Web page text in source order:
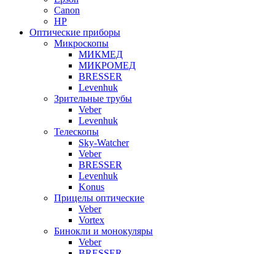
Canon
HP
Оптические приборы
Микроскопы
МИКМЕД
МИКРОМЕД
BRESSER
Levenhuk
Зрительные трубы
Veber
Levenhuk
Телескопы
Sky-Watcher
Veber
BRESSER
Levenhuk
Konus
Прицелы оптические
Veber
Vortex
Бинокли и монокуляры
Veber